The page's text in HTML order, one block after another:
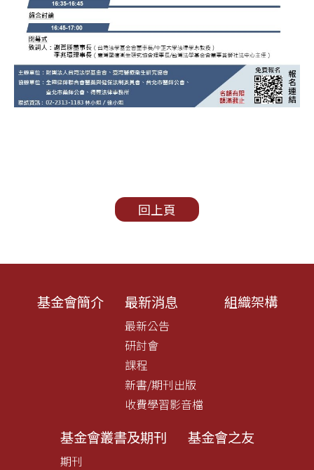
回上頁
基金會簡介 最新消息
最新公告
研討會
課程
新書/期刊出版
收費學習影音檔
組織架構
基金會叢書及期刊
期刊
基金會之友